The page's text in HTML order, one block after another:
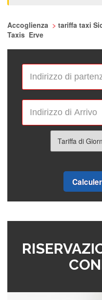
Accoglienza > tariffa taxi
Taxis Erve